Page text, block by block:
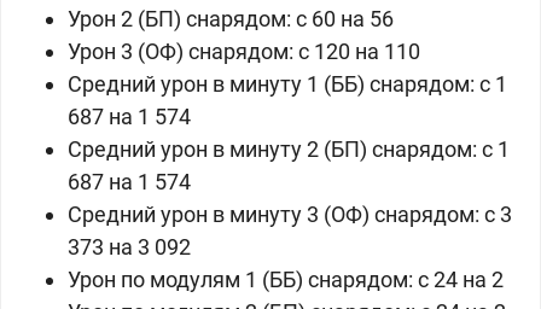
Урон 2 (БП) снарядом: c 60 на 56
Урон 3 (ОФ) снарядом: c 120 на 110
Средний урон в минуту 1 (ББ) снарядом: c 1
687 на 1 574
Средний урон в минуту 2 (БП) снарядом: c 1
687 на 1 574
Средний урон в минуту 3 (ОФ) снарядом: c 3
373 на 3 092
Урон по модулям 1 (ББ) снарядом: c 24 на 2